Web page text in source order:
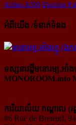
Airbus A330 Election
អំពីយើង /ទំនាក់ទំនង
ទស្សនាវដ្ដីមនោរម្យ.អាំង
MONOROOM.info
ការិយាល័យ កណ្ដាល (រ
#6 Rue de Breteuil,